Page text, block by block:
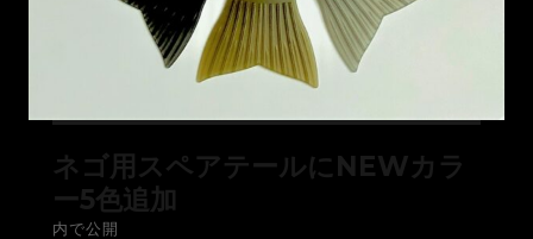
ネゴ用スペアテールにNEWカラ
ー5色追加
内で公開